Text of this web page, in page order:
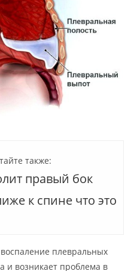
также:
правый бок
к спине что это
плевральных
и возникает проблема в